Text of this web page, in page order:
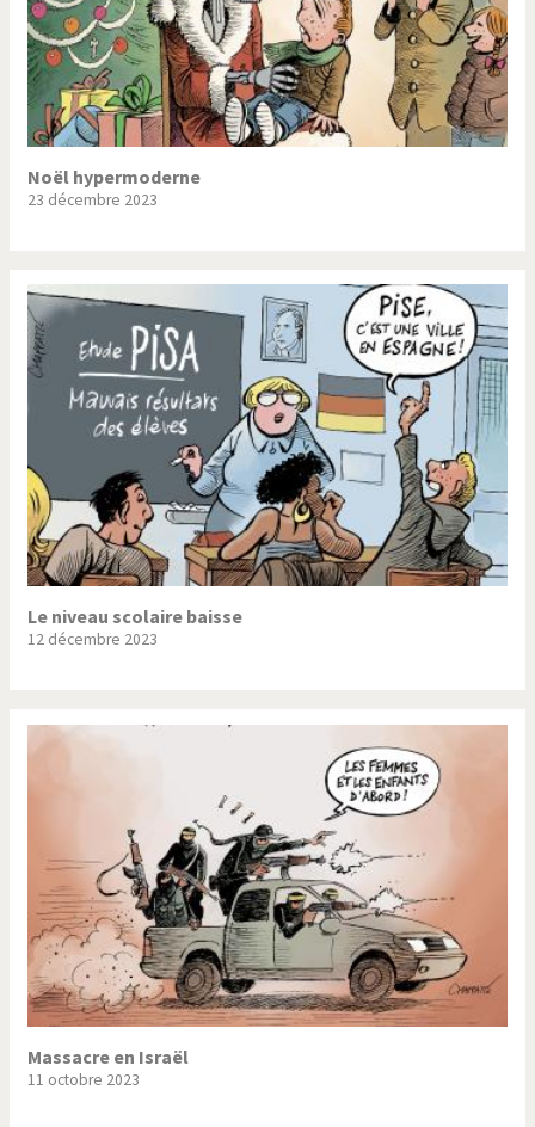
Noël hypermoderne
23 décembre 2023
Le niveau scolaire baisse
12 décembre 2023
Massacre en Israël
11 octobre 2023